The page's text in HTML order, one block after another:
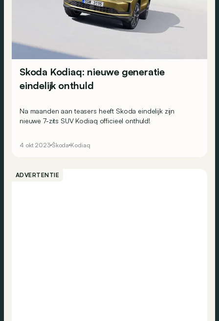
Skoda Kodiaq: nieuwe generatie
eindelijk onthuld
Na maanden aan teasers heeft Skoda eindelijk zijn
nieuwe 7-zits SUV Kodiaq officieel onthuld!
4 okt 2023 Škoda Kodiaq
ADVERTENTIE